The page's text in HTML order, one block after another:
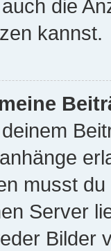
die
kannst.
musst
Server
Bilder